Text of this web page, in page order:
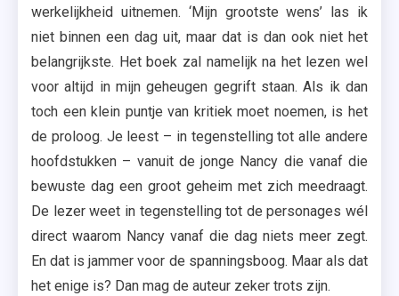
werkelijkheid uitnemen. ‘Mijn grootste wens’ las ik
niet binnen een dag uit, maar dat is dan ook niet het
belangrijkste. Het boek zal namelijk na het lezen wel
voor altijd in mijn geheugen gegrift staan. Als ik dan
toch een klein puntje van kritiek moet noemen, is het
de proloog. Je leest – in tegenstelling tot alle andere
hoofdstukken – vanuit de jonge Nancy die vanaf die
bewuste dag een groot geheim met zich meedraagt.
De lezer weet in tegenstelling tot de personages wél
direct waarom Nancy vanaf die dag niets meer zegt.
En dat is jammer voor de spanningsboog. Maar als dat
het enige is? Dan mag de auteur zeker trots zijn.